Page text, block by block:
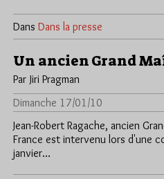
Dans Dans la presse
Un ancien Grand
Par Jiri Pragman
Dimanche 17/01/10
Jean-Robert Ragache, ancien
France est intervenu lors d'une
janvier…